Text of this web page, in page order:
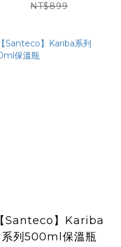
NT$899
【Santeco】Kariba
系列500ml保溫瓶